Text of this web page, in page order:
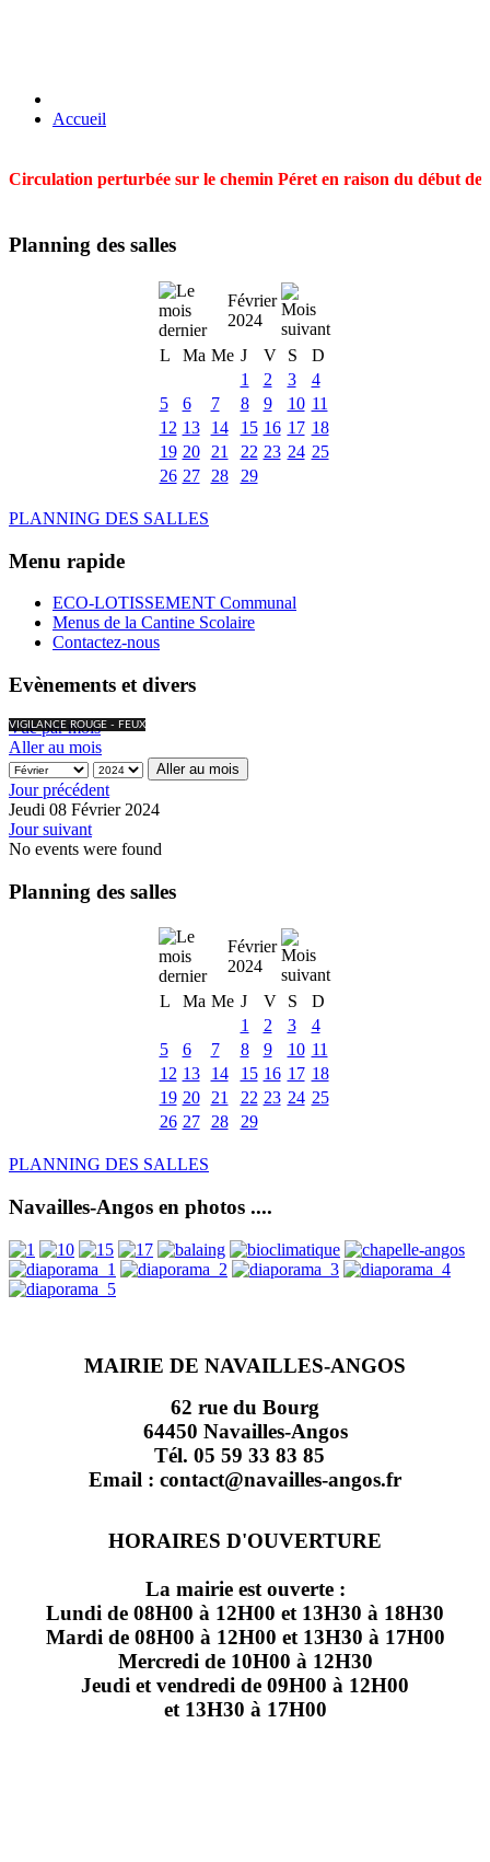
Accueil
Circulation perturbée sur le chemin Péret en raison du début
Planning des salles
Février
2024
L
Ma Me J V S
D
1
2 3
4
5
6 7 8 9 10 11
12 13 14 15 16 17 18
19 20 21 22 23 24 25
26 27 28 29
PLANNING DES SALLES
Menu rapide
ECO-LOTISSEMENT Communal
Menus de la Cantine Scolaire
Contactez-nous
Evènements et divers
VIGILANCE ROUGE - FEUX
Vue par mois
Aller au mois
Aller au mois
Jour précédent
Jeudi 08 Février 2024
Jour suivant
No events were found
Planning des salles
Février
2024
L
Ma Me J V S
D
1
2 3
4
5
6 7 8 9 10 11
12 13 14 15 16 17 18
19 20 21 22 23 24 25
26 27 28 29
PLANNING DES SALLES
Navailles-Angos en photos ....
MAIRIE DE NAVAILLES-ANGOS
62 rue du Bourg
64450 Navailles-Angos
Tél. 05 59 33 83 85
Email : contact@navailles-angos.fr
HORAIRES D'OUVERTURE
La mairie est ouverte :
Lundi de 08H00 à 12H00 et 13H30 à 18H30
Mardi de 08H00 à 12H00 et 13H30 à 17H00
Mercredi de 10H00 à 12H30
Jeudi et vendredi de 09H00 à 12H00
et 13H30 à 17H00